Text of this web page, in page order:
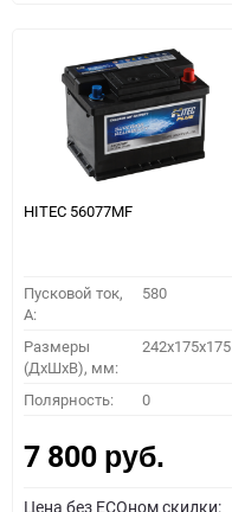
HITEC 56077MF
Пусковой ток,
A:
580
Размеры
(ДхШхВ), мм:
242x175x175
Полярность: 0
7 800 руб.
Цена без ECOном скидки: